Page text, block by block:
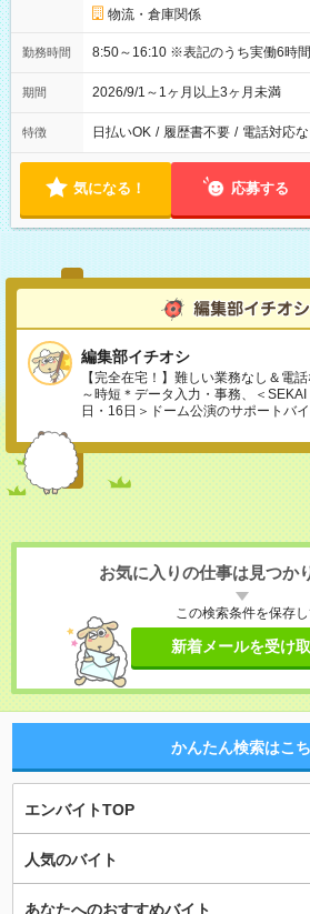
物流・倉庫関係
勤務時間 8:50～16:10 ※表記のうち実働6時
期間 2026/9/1～1ヶ月以上3ヶ月未満
特徴 日払いOK / 履歴書不要 / 電話対応な
気になる！ 応募する
編集部イチオシ
【完全在宅！】難しい業務なし＆電
～時短＊データ入力・事務、＜
日・16日＞ドーム公演のサポートバ
お気に入りの仕事は見つか
この検索条件を保存
新着メールを受け
かんたん検索はこ
エンバイトTOP
人気のバイト
あなたへのおすすめバイト